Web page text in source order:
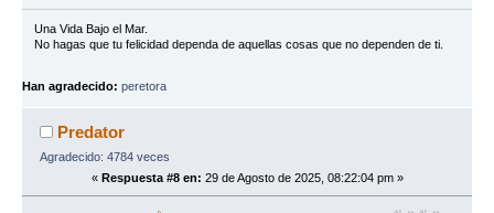
Una Vida Bajo el Mar.
No hagas que tu felicidad dependa de aquellas cosas que no dependen de ti.
Han agradecido: peretora
Predator
Agradecido: 4784 veces
« Respuesta #8 en: 29 de Agosto de 2025, 08:22:04 pm »